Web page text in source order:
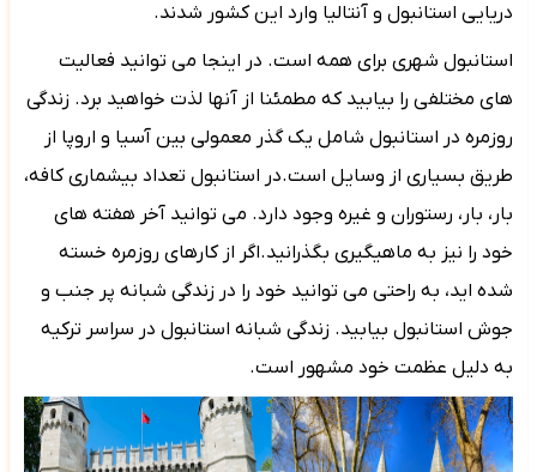
دریایی استانبول و آنتالیا وارد این کشور شدند.
استانبول شهری برای همه است. در اینجا می توانید فعالیت
های مختلفی را بیابید که مطمئنا از آنها لذت خواهید برد. زندگی
روزمره در استانبول شامل یک گذر معمولی بین آسیا و اروپا از
طریق بسیاری از وسایل است.در استانبول تعداد بیشماری کافه،
بار، بار، رستوران و غیره وجود دارد. می توانید آخر هفته های
خود را نیز به ماهیگیری بگذرانید.اگر از کارهای روزمره خسته
شده اید، به راحتی می توانید خود را در زندگی شبانه پر جنب و
جوش استانبول بیابید. زندگی شبانه استانبول در سراسر ترکیه
به دلیل عظمت خود مشهور است.